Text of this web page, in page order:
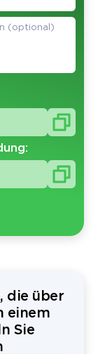
die über
einem
Sie